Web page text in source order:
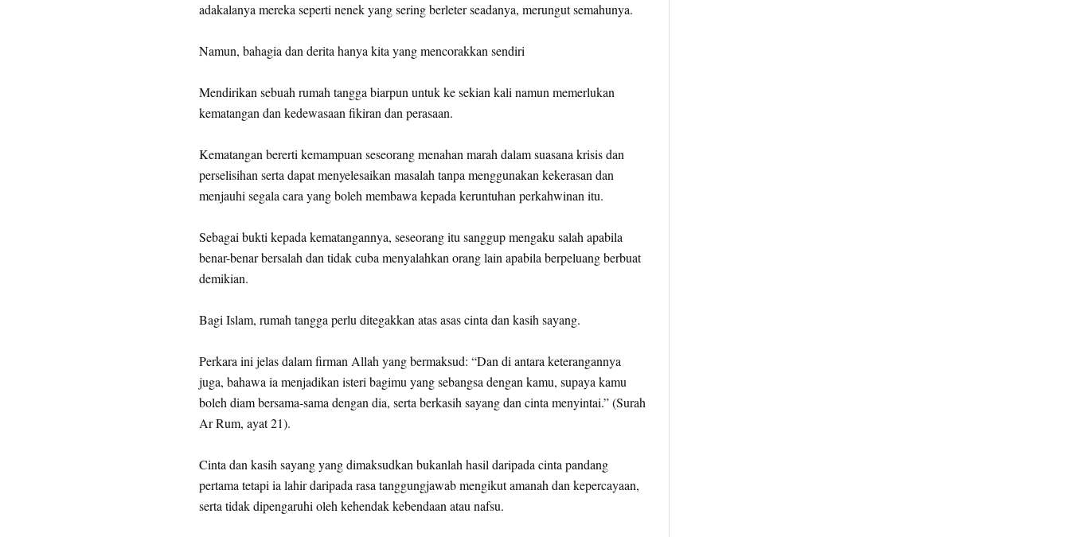
adakalanya mereka seperti nenek yang sering berleter seadanya, merungut semahunya.
Namun, bahagia dan derita hanya kita yang mencorakkan sendiri
Mendirikan sebuah rumah tangga biarpun untuk ke sekian kali namun memerlukan
kematangan dan kedewasaan fikiran dan perasaan.
Kematangan bererti kemampuan seseorang menahan marah dalam suasana krisis dan
perselisihan serta dapat menyelesaikan masalah tanpa menggunakan kekerasan dan
menjauhi segala cara yang boleh membawa kepada keruntuhan perkahwinan itu.
Sebagai bukti kepada kematangannya, seseorang itu sanggup mengaku salah apabila
benar-benar bersalah dan tidak cuba menyalahkan orang lain apabila berpeluang berbuat
demikian.
Bagi Islam, rumah tangga perlu ditegakkan atas asas cinta dan kasih sayang.
Perkara ini jelas dalam firman Allah yang bermaksud: “Dan di antara keterangannya
juga, bahawa ia menjadikan isteri bagimu yang sebangsa dengan kamu, supaya kamu
boleh diam bersama-sama dengan dia, serta berkasih sayang dan cinta menyintai.” (Surah
Ar Rum, ayat 21).
Cinta dan kasih sayang yang dimaksudkan bukanlah hasil daripada cinta pandang
pertama tetapi ia lahir daripada rasa tanggungjawab mengikut amanah dan kepercayaan,
serta tidak dipengaruhi oleh kehendak kebendaan atau nafsu.